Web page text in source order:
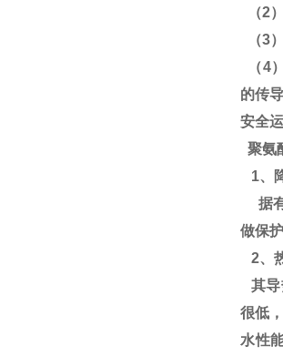
（2
（3
（4
的传
安全
聚氨
1、
据有
做保
2、
其导
很低
水性